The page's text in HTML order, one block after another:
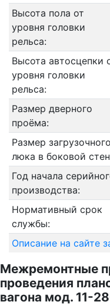
Высота пола от
уровня головки
рельса:
Высота автосцепки
уровня головки
рельса:
Размер дверного
проёма:
Размер загрузочного
люка в боковой
Год начала
производства:
Нормативный срок
службы:
Описание на сайте
Межремонтные
проведения
вагона мод. 11-